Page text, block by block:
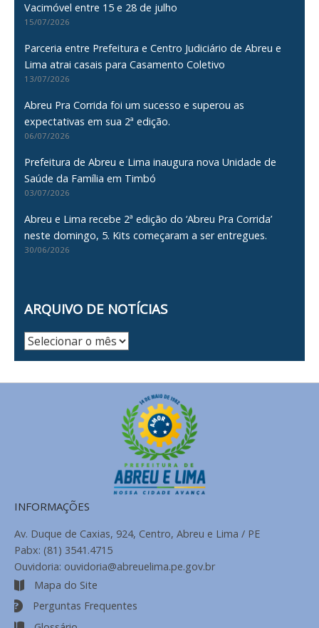
Vacimóvel entre 15 e 28 de julho
15/07/2026
Parceria entre Prefeitura e Centro Judiciário de Abreu e
Lima atrai casais para Casamento Coletivo
13/07/2026
Abreu Pra Corrida foi um sucesso e superou as
expectativas em sua 2ª edição.
06/07/2026
Prefeitura de Abreu e Lima inaugura nova Unidade de
Saúde da Família em Timbó
03/07/2026
Abreu e Lima recebe 2ª edição do ‘Abreu Pra Corrida’
neste domingo, 5. Kits começaram a ser entregues.
30/06/2026
ARQUIVO DE NOTÍCIAS
Arquivo
INFORMAÇÕES
Av. Duque de Caxias, 924, Centro, Abreu e Lima / PE
Pabx: (81) 3541.4715
Ouvidoria: ouvidoria@abreuelima.pe.gov.br
Mapa do Site
Perguntas Frequentes